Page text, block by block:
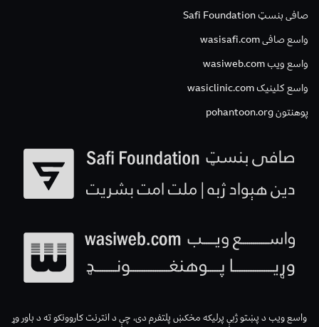
صافی بنسټ Safi Foundation
واسع صافی wasisafi.com
واسع ویب wasiweb.com
واسع کلینیک wasiclinic.com
پوهنتون pohantoon.org
واسع ویب د پښتو ژبې پرلیکه مخکښ پلتفرم دی، چې د انترنت کاروونکو ته د باور وړ